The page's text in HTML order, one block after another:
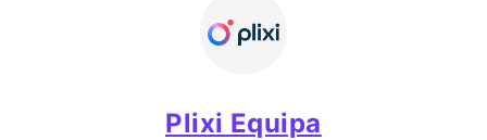
Plixi Equipa